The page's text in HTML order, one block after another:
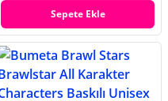
Sepete Ekle